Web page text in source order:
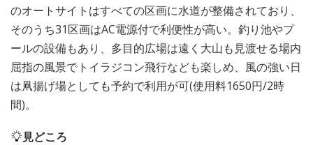
のオートサイトはすべての区画に水道が整備されており、
そのうち31区画はAC電源付で利便性が高い。釣り池やプ
ールの設備もあり、多目的広場は遠く大山も見渡せる場内
屈指の風景でトイラジコン飛行なども楽しめ、風の強い日
は凧揚げ場としても予約で利用が可(使用料1650円/2時
間)。
見どころ